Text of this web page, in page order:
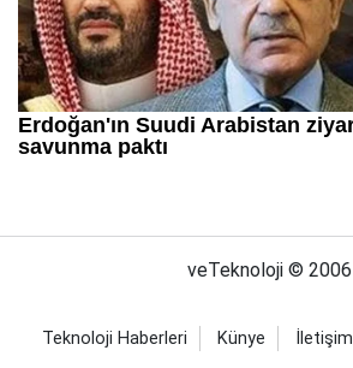
veTeknoloji © 2006
Teknoloji Haberleri Künye İletişim